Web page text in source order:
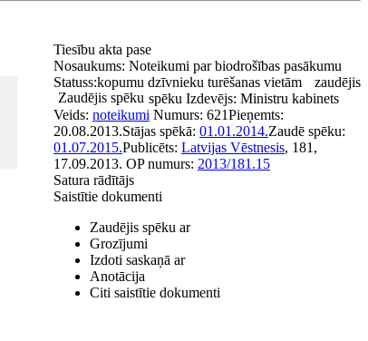
Tiesību akta pase
Nosaukums: Noteikumi par biodrošības pasākumu
kopumu dzīvnieku turēšanas vietām
Statuss:
Zaudējis spēku
zaudējis
spēku Izdevējs: Ministru kabinets
Veids: noteikumi Numurs: 621Pieņemts:
20.08.2013.Stājas spēkā: 01.01.2014.Zaudē spēku:
01.07.2015.Publicēts: Latvijas Vēstnesis, 181,
17.09.2013. OP numurs: 2013/181.15
Satura rādītājs
Saistītie dokumenti
Zaudējis spēku ar
Grozījumi
Izdoti saskaņā ar
Anotācija
Citi saistītie dokumenti